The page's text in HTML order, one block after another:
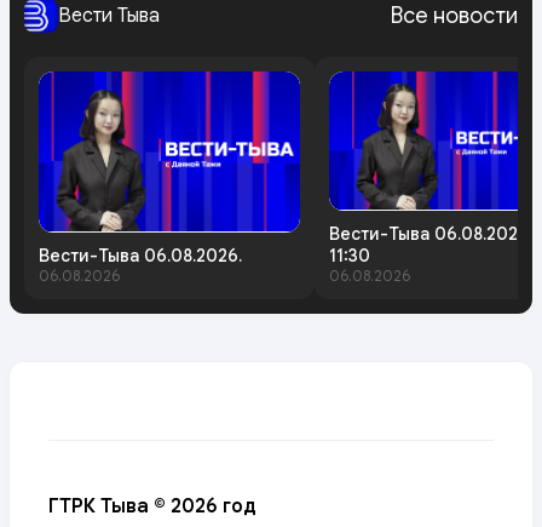
Вести Тыва Все новости
Вести-Тыва 06.08.2026.
06.08.2026
Вести-Тыва 06.08.2026.
11:30
06.08.2026
ГТРК Тыва © 2026 год